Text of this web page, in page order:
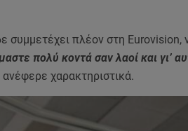
συμμετέχει πλέον στη Eurovision,
πολύ κοντά σαν λαοί και γι’
ανέφερε χαρακτηριστικά.